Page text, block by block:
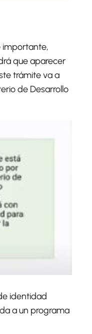
importante,
que aparecer
trámite va a
de Desarrollo
identidad
a un programa